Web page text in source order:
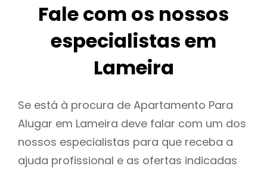
Fale com os nossos
especialistas em
Lameira
Se está à procura de Apartamento Para
Alugar em Lameira deve falar com um dos
nossos especialistas para que receba a
ajuda profissional e as ofertas indicadas